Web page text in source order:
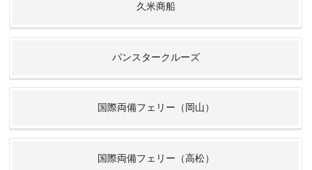
久米商船
パンスタークルーズ
国際両備フェリー（岡山）
国際両備フェリー（高松）